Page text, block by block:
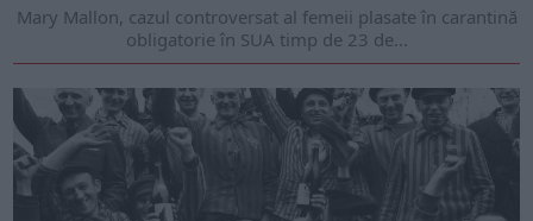
Mary Mallon, cazul controversat al femeii plasate în carantină
obligatorie în SUA timp de 23 de...